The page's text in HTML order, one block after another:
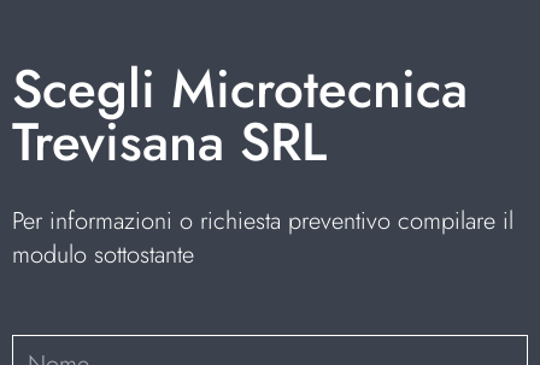
Scegli Microtecnica
Trevisana SRL
Per informazioni o richiesta preventivo compilare il
modulo sottostante